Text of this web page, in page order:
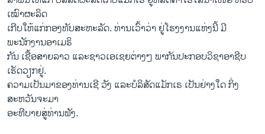
ພາສາຕ່າງໆ
ເໝົາຜະລິດ
ເກີບ​ໃຫ້​ແກ່​ກອງທັບ​ສະຫະລັດ. ທ່ານເວົ້າວ່າ ຢູ່​ໂຮງງານ​ແຫ່ງ​ນີ້ ​ມີ​
ພະນັກງານ​ອາ​ເມຣິ
ກັນ ເຊື້ອສາຍ​ລາວ ​ແລະ​ຊາວ​ເອ​ເຊຍ​ຕ່າງໆ ພາກັນ​ປະກອບວິຊາ​ອາຊີບ
ເຮັດ​ວຽກຢູ່​.
ຄວາມ​ເປັນ​ມາ​ຂອງທ່ານ​ເຊີ ວັງ ​ແລະ​ບໍລິ​ສັດ​ແມັກ​ເຣ ​ເປັນ​ຢ່າງໃດ​ ກິ່ງ
ສະຫວັນຈະມາ
ອະທີບາຍສູ່ທ່ານຟັງ.